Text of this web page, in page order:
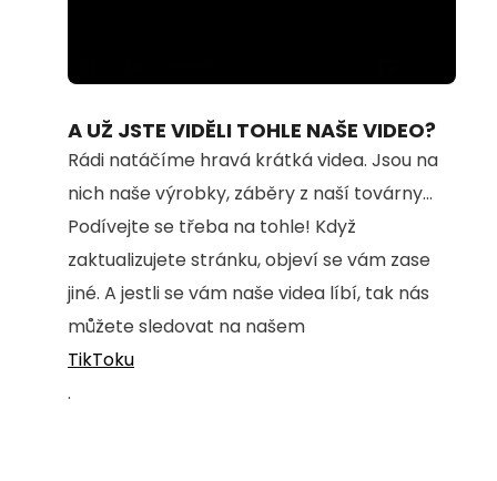
100.00%
A UŽ JSTE VIDĚLI TOHLE NAŠE VIDEO?
Rádi natáčíme hravá krátká videa. Jsou na
nich naše výrobky, záběry z naší továrny...
Podívejte se třeba na tohle! Když
zaktualizujete stránku, objeví se vám zase
jiné. A jestli se vám naše videa líbí, tak nás
můžete sledovat na našem
TikToku
.